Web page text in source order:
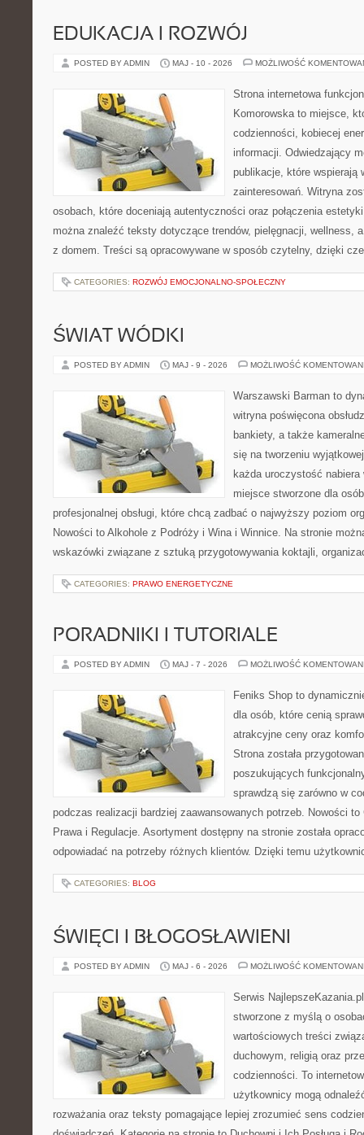
EDUKACJA I ROZWÓJ
POSTED BY ADMIN MAJ - 10 - 2026 MOŻLIWOŚĆ
Strona internetowa
Komorowska to miejsce,
codzienności, kobiecej
informacji. Odwiedzający
publikacje, które wspierają
zainteresowań. Witryna
osobach, które doceniają autentyczności oraz połączenia
można znaleźć teksty dotyczące trendów, pielęgnacji, wellness,
z domem. Treści są opracowywane w sposób czytelny, dzięki
CATEGORIES: ROZWÓJ EMOCJONALNO-SPOŁECZNY
ŚWIAT WÓDKI
POSTED BY ADMIN MAJ - 9 - 2026 MOŻLIWOŚĆ
Warszawski Barman to
witryna poświęcona
bankiety, a także
się na tworzeniu
każda uroczystość
miejsce stworzone dla
profesjonalnej obsługi, które chcą zadbać o najwyższy poziom
Nowości to Alkohole z Podróży i Wina i Winnice. Na stronie
wskazówki związane z sztuką przygotowywania koktajli,
CATEGORIES: PRAWO ENERGETYCZNE
PORADNIKI I TUTORIALE
POSTED BY ADMIN MAJ - 7 - 2026 MOŻLIWOŚĆ
Feniks Shop to
dla osób, które cenią
atrakcyjne ceny oraz
Strona została
poszukujących
sprawdzą się zarówno w
podczas realizacji bardziej zaawansowanych potrzeb. Nowości
Prawa i Regulacje. Asortyment dostępny na stronie została
odpowiadać na potrzeby różnych klientów. Dzięki temu
CATEGORIES: BLOG
ŚWIĘCI I BŁOGOSŁAWIENI
POSTED BY ADMIN MAJ - 6 - 2026 MOŻLIWOŚĆ
Serwis
stworzone z myślą o
wartościowych treści
duchowym, religią oraz
codzienności. To
użytkownicy mogą
rozważania oraz teksty pomagające lepiej zrozumieć sens